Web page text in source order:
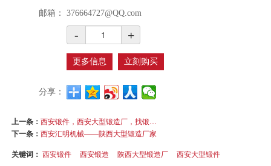
邮箱： 376664727@QQ.com
- +
更多信息 立刻购买
分享：
上一条： 西安锻件，西安大型锻造厂，找锻造厂锻造非标件就是西安汇明锻造
下一条：西安汇明机械——陕西大型锻造厂家
关键词：西安锻件 西安锻造 陕西大型锻造厂 西安大型锻件